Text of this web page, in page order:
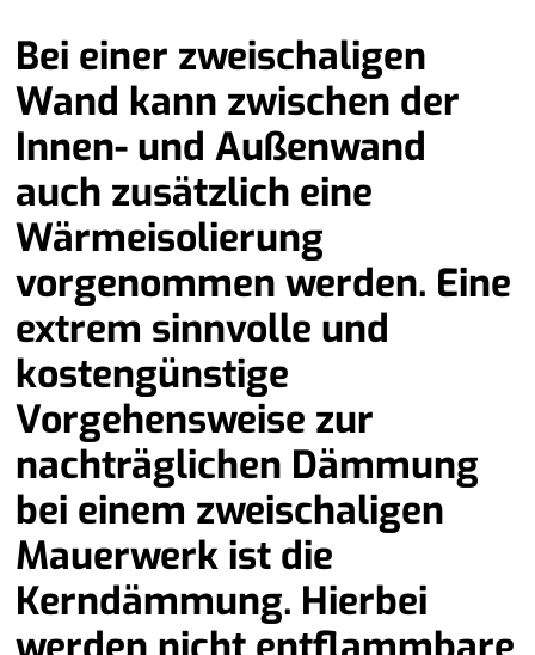
Bei einer zweischaligen
Wand kann zwischen der
Innen- und Außenwand
auch zusätzlich eine
Wärmeisolierung
vorgenommen werden. Eine
extrem sinnvolle und
kostengünstige
Vorgehensweise zur
nachträglichen Dämmung
bei einem zweischaligen
Mauerwerk ist die
Kerndämmung. Hierbei